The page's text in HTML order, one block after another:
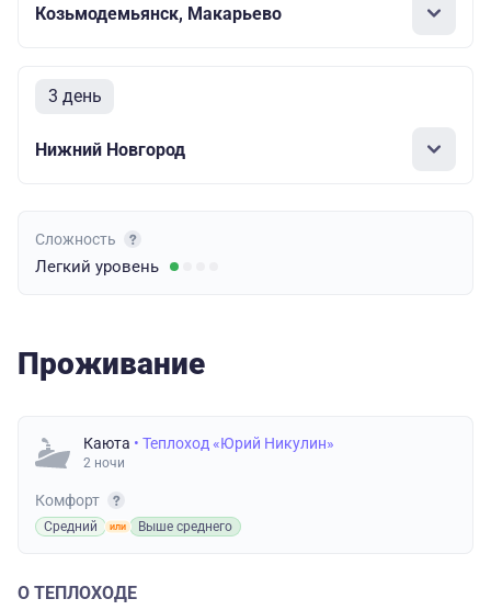
Козьмодемьянск, Макарьево
3 день
Нижний Новгород
Сложность
Легкий уровень
Проживание
Каюта • Теплоход «Юрий Никулин»
2 ночи
Комфорт
Средний Выше среднего
О ТЕПЛОХОДЕ